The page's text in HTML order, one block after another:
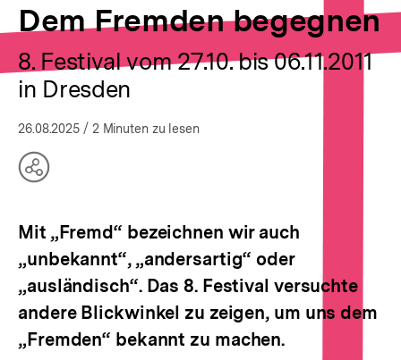
Dem Fremden begegnen
8. Festival vom 27.10. bis 06.11.2011
in Dresden
26.08.2025 / 2 Minuten zu lesen
Teilen
Mit „Fremd“ bezeichnen wir auch
„unbekannt“, „andersartig“ oder
„ausländisch“. Das 8. Festival versuchte
andere Blickwinkel zu zeigen, um uns dem
„Fremden“ bekannt zu machen.